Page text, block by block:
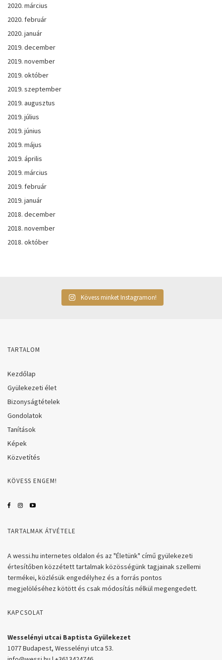
2020. március
2020. február
2020. január
2019. december
2019. november
2019. október
2019. szeptember
2019. augusztus
2019. július
2019. június
2019. május
2019. április
2019. március
2019. február
2019. január
2018. december
2018. november
2018. október
Kövess minket Instagramon!
TARTALOM
Kezdőlap
Gyülekezeti élet
Bizonyságtételek
Gondolatok
Tanítások
Képek
Közvetítés
KÖVESS ENGEM!
TARTALMAK ÁTVÉTELE
A wessi.hu internetes oldalon és az "Életünk" című gyülekezeti
értesítőben közzétett tartalmak közösségünk tagjainak szellemi
termékei, közlésük engedélyhez és a forrás pontos
megjelöléséhez kötött és csak módosítás nélkül megengedett.
KAPCSOLAT
Wesselényi utcai Baptista Gyülekezet
1077 Budapest, Wesselényi utca 53.